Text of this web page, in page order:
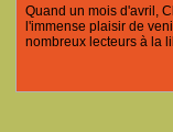
Quand un mois d'avril,
l'immense plaisir de
nombreux lecteurs à la